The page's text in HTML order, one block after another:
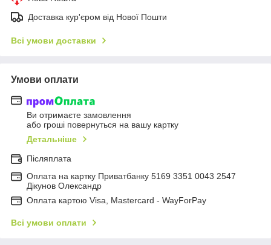
Доставка кур'єром від Нової Пошти
Всі умови доставки
Умови оплати
Ви отримаєте замовлення
або гроші повернуться на вашу картку
Детальніше
Післяплата
Оплата на картку Приватбанку 5169 3351 0043 2547
Дікунов Олександр
Оплата картою Visa, Mastercard - WayForPay
Всі умови оплати